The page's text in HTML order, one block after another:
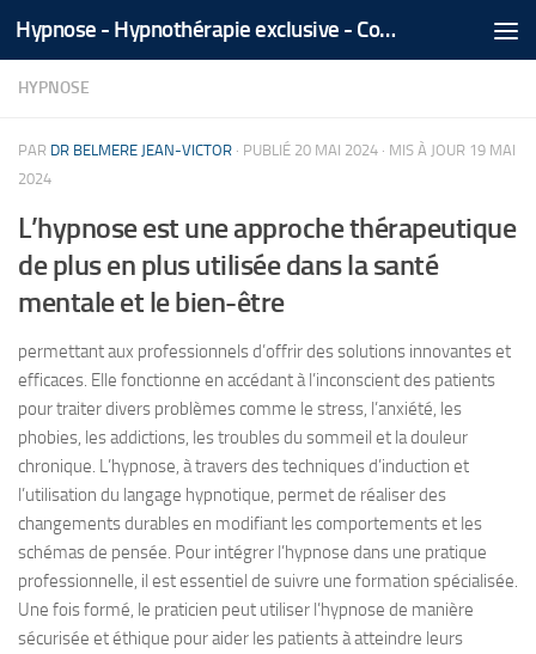
Skip to content Hypnose - Hypnothérapie exclusive - Coaching Médical Spécialisé - Tél/Whatsapp +212 666 535 866
HYPNOSE
PAR DR BELMERE JEAN-VICTOR · PUBLIÉ 20 MAI 2024 · MIS À JOUR 19 MAI
2024
L’hypnose est une approche thérapeutique
de plus en plus utilisée dans la santé
mentale et le bien-être
permettant aux professionnels d’offrir des solutions innovantes et
efficaces. Elle fonctionne en accédant à l’inconscient des patients
pour traiter divers problèmes comme le stress, l’anxiété, les
phobies, les addictions, les troubles du sommeil et la douleur
chronique. L’hypnose, à travers des techniques d’induction et
l’utilisation du langage hypnotique, permet de réaliser des
changements durables en modifiant les comportements et les
schémas de pensée. Pour intégrer l’hypnose dans une pratique
professionnelle, il est essentiel de suivre une formation spécialisée.
Une fois formé, le praticien peut utiliser l’hypnose de manière
sécurisée et éthique pour aider les patients à atteindre leurs